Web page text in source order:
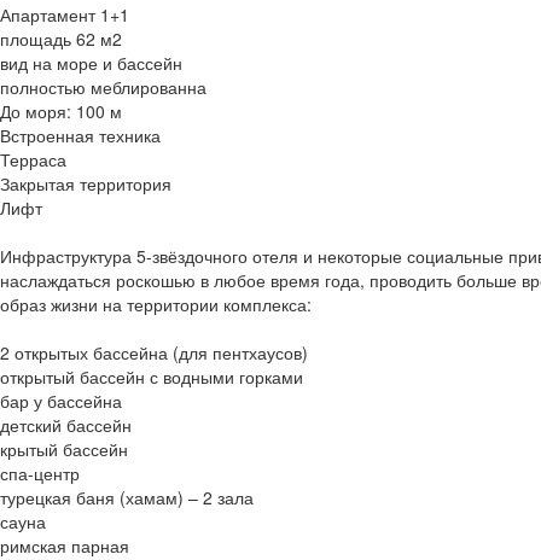
Апартамент 1+1
площадь 62 м2
вид на море и бассейн
полностью меблированна
До моря: 100 м
Встроенная техника
Терраса
Закрытая территория
Лифт
Инфраструктура 5-звёздочного отеля и некоторые социальные
наслаждаться роскошью в любое время года, проводить больше
образ жизни на территории комплекса:
2 открытых бассейна (для пентхаусов)
открытый бассейн с водными горками
бар у бассейна
детский бассейн
крытый бассейн
спа-центр
турецкая баня (хамам) – 2 зала
сауна
римская парная